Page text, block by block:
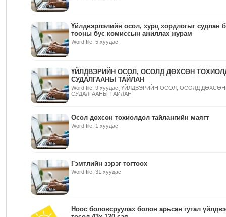
Үйлдвэрлэлийн осол, хурц хордлогыг судлан
тооны бус комиссын ажиллах журам
Word file, 5 хуудас
ҮЙЛДВЭРИЙН ОСОЛ, ОСОЛД ДӨХСӨН
СУДАЛГААНЫ ТАЙЛАН
Word file, 9 хуудас, ҮЙЛДВЭРИЙН ОСОЛ, ОСОЛД
СУДАЛГААНЫ ТАЙЛАН
Осол дөхсөн тохиолдол тайлангийн маягт
Word file, 1 хуудас
Гэмтлийн зэрэг тогтоох
Word file, 31 хуудас
Ноос боловсруулах болон арьсан гутал